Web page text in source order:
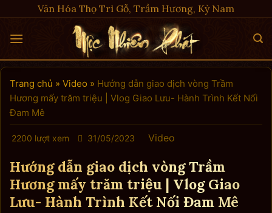
to
content
Văn Hóa Thọ Trì Gỗ, Trầm Hương, Kỳ Nam
Trang chủ » Video » Hướng dẫn giao dịch vòng Trầm
Hương mấy trăm triệu | Vlog Giao Lưu- Hành Trình Kết Nối
Đam Mê
2200 lượt xem 31/05/2023 Video
Hướng dẫn giao dịch vòng Trầm
Hương mấy trăm triệu | Vlog Giao
Lưu- Hành Trình Kết Nối Đam Mê